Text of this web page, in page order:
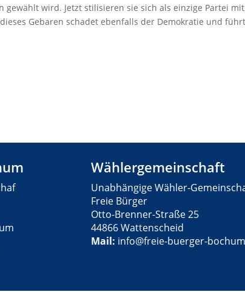
gewählt wird. Jetzt stilisieren sie sich als einzige Partei
Gebaren schadet ebenfalls der Demokratie und
Wählergemeinschaft
Unabhängige Wähler-
Freie Bürger
Otto-Brenner-Straße 25
44866 Wattenscheid
Mail: info@freie-buerger-